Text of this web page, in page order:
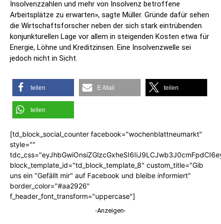
Insolvenzzahlen und mehr von Insolvenz betroffene
Arbeitsplätze zu erwarten», sagte Müller. Gründe dafür sehen
die Wirtschaftsforscher neben der sich stark eintrübenden
konjunkturellen Lage vor allem in steigenden Kosten etwa für
Energie, Löhne und Kreditzinsen. Eine Insolvenzwelle sei
jedoch nicht in Sicht.
teilen E-Mail teilen
teilen
[td_block_social_counter facebook="wochenblattneumarkt"
style=""
block_template_id="td_block_template_8" custom_title="Gib
uns ein "Gefällt mir" auf Facebook und bleibe informiert"
border_color="#aa2926"
f_header_font_transform="uppercase"]
-Anzeigen-